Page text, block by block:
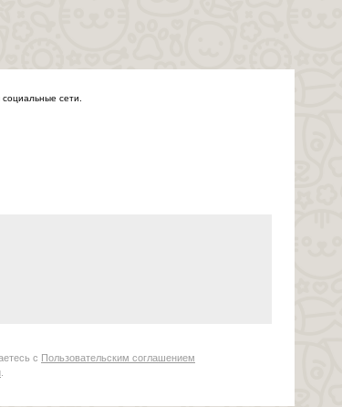
социальные сети.
с Пользовательским соглашением